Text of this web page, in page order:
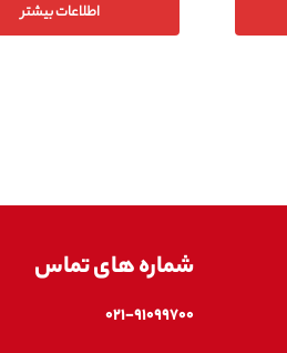
اطلاعات بیشتر
شماره های تماس
۰۲۱-۹۱۰۹۹۷۰۰